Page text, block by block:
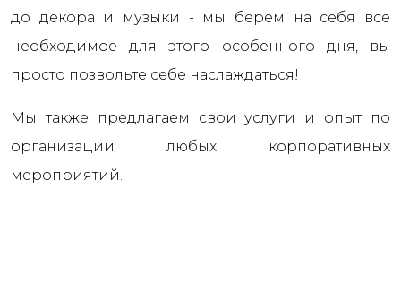
до декора и музыки - мы берем на себя все
необходимое для этого особенного дня, вы
просто позвольте себе наслаждаться!
Мы также предлагаем свои услуги и опыт по
организации любых корпоративных
мероприятий.